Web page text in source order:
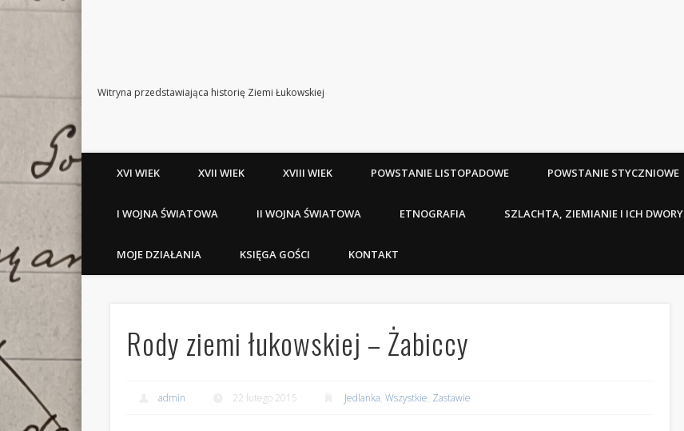
Witryna przedstawiająca historię Ziemi Łukowskiej
XVI WIEK XVII WIEK XVIII WIEK POWSTANIE LISTOPADOWE POWSTANIE STYCZNIOWE
I WOJNA ŚWIATOWA II WOJNA ŚWIATOWA ETNOGRAFIA SZLACHTA, ZIEMIANIE I ICH DWORY
MOJE DZIAŁANIA KSIĘGA GOŚCI KONTAKT
Rody ziemi łukowskiej – Żabiccy
admin 22 lutego 2015 Jedlanka,Wszystkie, Zastawie